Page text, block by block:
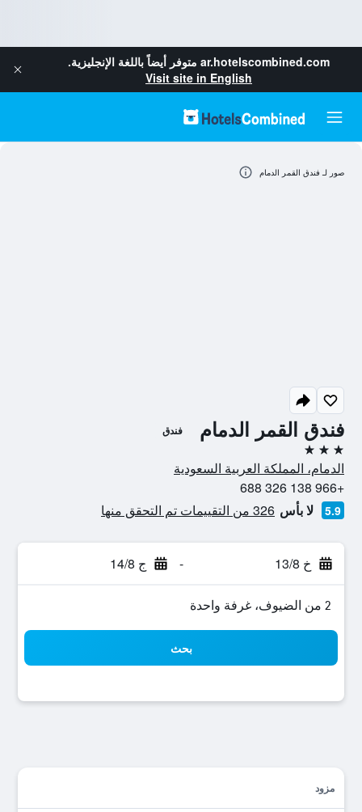
ar.hotelscombined.com متوفر أيضاً باللغة الإنجليزية.
Visit site in English
فندق القمر الدمام فندق
3 نجوم
الدمام، المملكة العربية السعودية
+966 138 326 688
5.9 لا بأس 326 من التقييمات تم التحقق منها
خ 13/8 - ج 14/8
2 من الضيوف، غرفة واحدة
بحث
مزود
صور لـ فندق القمر الدمام